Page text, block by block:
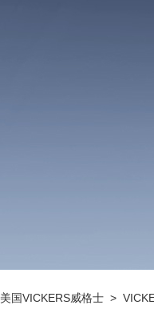
美国VICKERS威格士 >